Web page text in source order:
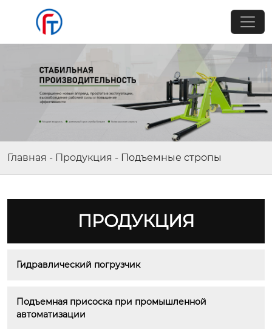
Главная - Продукция - Подъемные стропы
ПРОДУКЦИЯ
Гидравлический погрузчик
Подъемная присоска при промышленной
автоматизации